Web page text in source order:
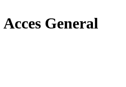
Acces General